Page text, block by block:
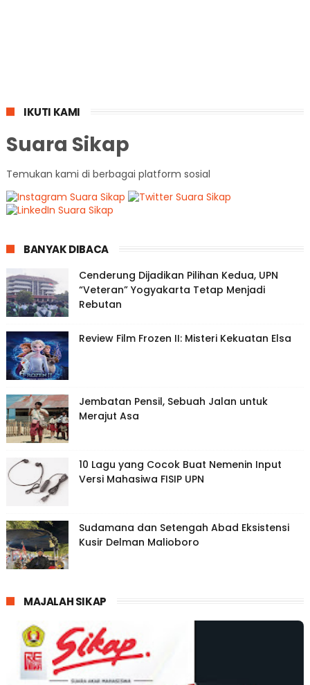
IKUTI KAMI
Suara Sikap
Temukan kami di berbagai platform sosial
BANYAK DIBACA
Cenderung Dijadikan Pilihan Kedua, UPN
“Veteran” Yogyakarta Tetap Menjadi
Rebutan
Review Film Frozen II: Misteri Kekuatan Elsa
Jembatan Pensil, Sebuah Jalan untuk
Merajut Asa
10 Lagu yang Cocok Buat Nemenin Input
Versi Mahasiwa FISIP UPN
Sudamana dan Setengah Abad Eksistensi
Kusir Delman Malioboro
MAJALAH SIKAP